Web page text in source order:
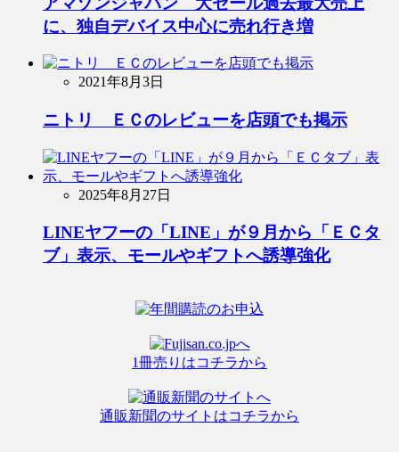
に、独自デバイス中心に売れ行き増
2021年8月3日
ニトリ ＥＣのレビューを店頭でも掲示
2025年8月27日
LINEヤフーの「LINE」が９月から「ＥＣタ
ブ」表示、モールやギフトへ誘導強化
1冊売りはコチラから
通販新聞のサイトはコチラから